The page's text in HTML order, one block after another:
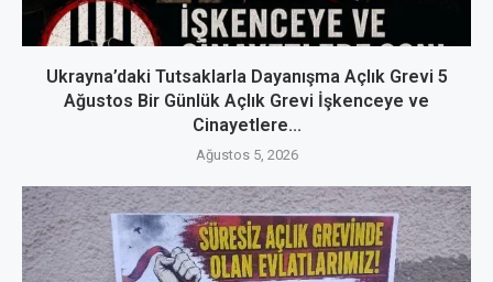
Ukrayna’daki Tutsaklarla Dayanışma Açlık Grevi 5
Ağustos Bir Günlük Açlık Grevi İşkenceye ve
Cinayetlere...
Ağustos 5, 2026